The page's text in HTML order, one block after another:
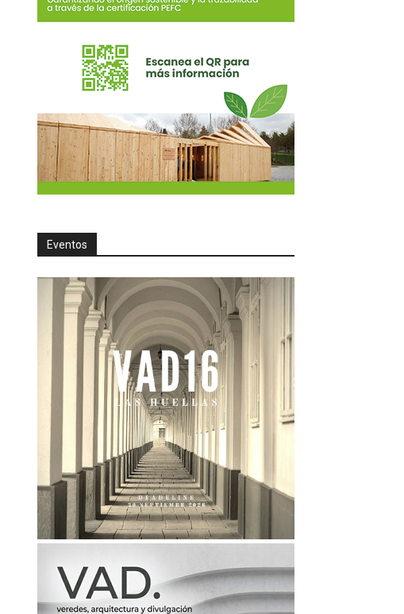
Eventos